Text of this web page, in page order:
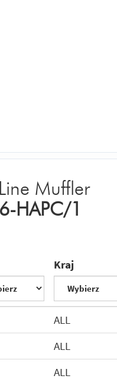
Muffler
HAPC/1
Kraj
ALL
ALL
ALL